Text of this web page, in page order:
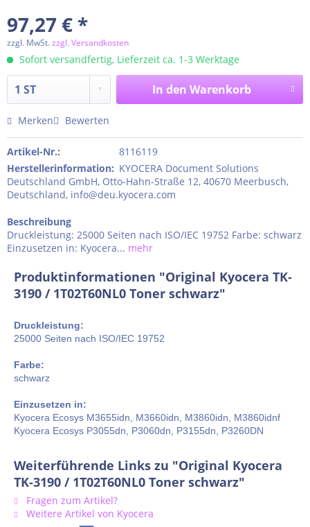
97,27 € *
zzgl. MwSt.zzgl. Versandkosten
Sofort versandfertig, Lieferzeit ca. 1-3 Werktage
In den Warenkorb
Merken Bewerten
Artikel-Nr.:
8116119
Herstellerinformation: KYOCERA Document Solutions
Deutschland GmbH, Otto-Hahn-Straße 12, 40670 Meerbusch,
Deutschland, info@deu.kyocera.com
Beschreibung
Druckleistung: 25000 Seiten nach ISO/IEC 19752 Farbe: schwarz
Einzusetzen in: Kyocera... mehr
Produktinformationen "Original Kyocera TK-
3190 / 1T02T60NL0 Toner schwarz"
Druckleistung:
25000 Seiten nach ISO/IEC 19752
Farbe:
schwarz
Einzusetzen in:
Kyocera Ecosys M3655idn, M3660idn, M3860idn, M3860idnf
Kyocera Ecosys P3055dn, P3060dn, P3155dn, P3260DN
Weiterführende Links zu "Original Kyocera
TK-3190 / 1T02T60NL0 Toner schwarz"
Fragen zum Artikel?
Weitere Artikel von Kyocera